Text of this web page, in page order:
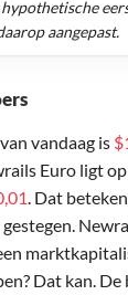
vandaag is
Euro ligt
. Dat
gestegen.
Dat kan. De
hypothetische
aangepast.